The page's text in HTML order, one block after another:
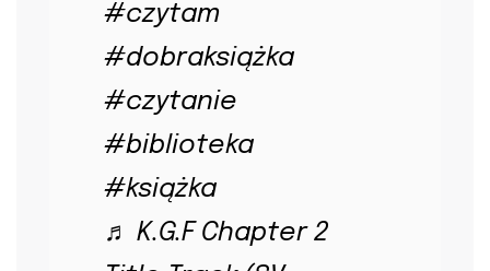
#czytam
#dobraksiążka
#czytanie
#biblioteka
#książka
♬ K.G.F Chapter 2